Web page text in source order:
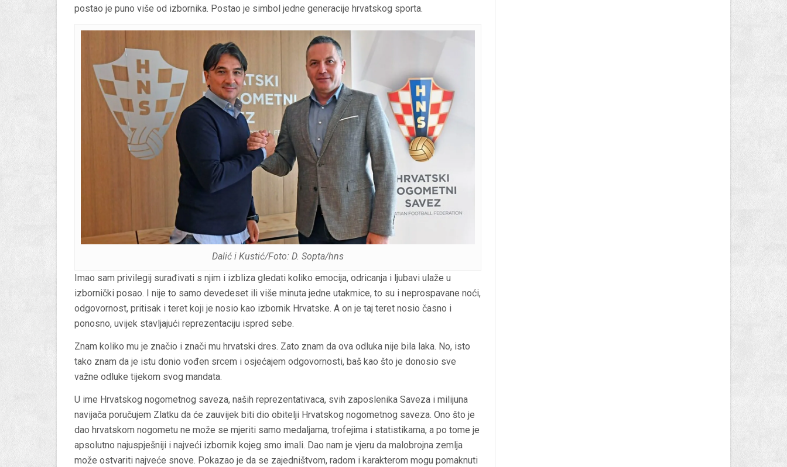
postao je puno više od izbornika. Postao je simbol jedne generacije hrvatskog sporta.
Dalić i Kustić/Foto: D. Sopta/hns
Imao sam privilegij surađivati s njim i izbliza gledati koliko emocija, odricanja i ljubavi ulaže u
izbornički posao. I nije to samo devedeset ili više minuta jedne utakmice, to su i neprospavane noći,
odgovornost, pritisak i teret koji je nosio kao izbornik Hrvatske. A on je taj teret nosio časno i
ponosno, uvijek stavljajući reprezentaciju ispred sebe.
Znam koliko mu je značio i znači mu hrvatski dres. Zato znam da ova odluka nije bila laka. No, isto
tako znam da je istu donio vođen srcem i osjećajem odgovornosti, baš kao što je donosio sve
važne odluke tijekom svog mandata.
U ime Hrvatskog nogometnog saveza, naših reprezentativaca, svih zaposlenika Saveza i milijuna
navijača poručujem Zlatku da će zauvijek biti dio obitelji Hrvatskog nogometnog saveza. Ono što je
dao hrvatskom nogometu ne može se mjeriti samo medaljama, trofejima i statistikama, a po tome je
apsolutno najuspješniji i najveći izbornik kojeg smo imali. Dao nam je vjeru da malobrojna zemlja
može ostvariti najveće snove. Pokazao je da se zajedništvom, radom i karakterom mogu pomaknuti